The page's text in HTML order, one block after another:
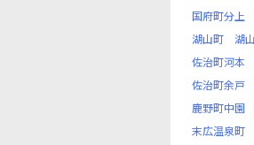
国府町分上
湖山町
湖
佐治町河本
佐治町余戸
鹿野町中園
末広温泉町